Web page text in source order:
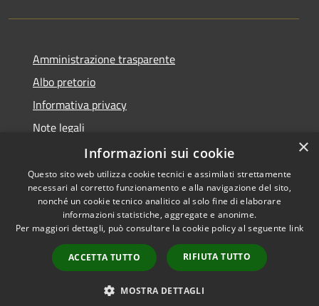
Amministrazione trasparente
Albo pretorio
Informativa privacy
Note legali
Dichiarazione di accessibilità
RSS
Accessibilità
Copyright © 2026 • Comune di
Municipium•
Accesso
redazione
×
Informazioni sui cookie
Questo sito web utilizza cookie tecnici e assimilati strettamente
necessari al corretto funzionamento e alla navigazione del sito,
nonché un cookie tecnico analitico al solo fine di elaborare
informazioni statistiche, aggregate e anonime.
Per maggiori dettagli, può consultare la cookie policy al seguente link
ACCETTA TUTTO RIFIUTA TUTTO
MOSTRA DETTAGLI